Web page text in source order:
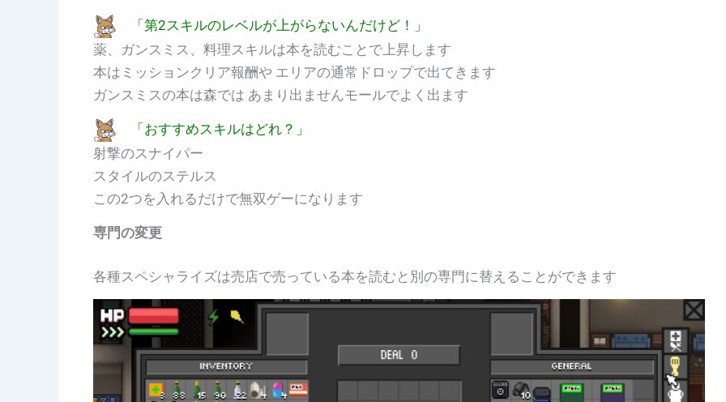
「第2スキルのレベルが上がらないんだけど！」
薬、ガンスミス、料理スキルは本を読むことで上昇します
本はミッションクリア報酬や エリアの通常ドロップで出てきます
ガンスミスの本は森では あまり出ませんモールでよく出ます
「おすすめスキルはどれ？」
射撃のスナイパー
スタイルのステルス
この2つを入れるだけで無双ゲーになります
専門の変更
各種スペシャライズは売店で売っている本を読むと別の専門に替えることができます